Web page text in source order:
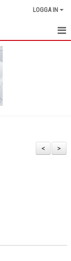
LOGGA IN
>
<